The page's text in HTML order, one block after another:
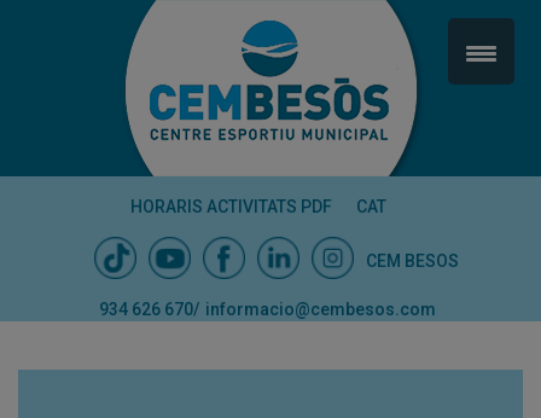
HORARIS ACTIVITATS PDF CAT
CEM BESOS
934 626 670/ informacio@cembesos.com